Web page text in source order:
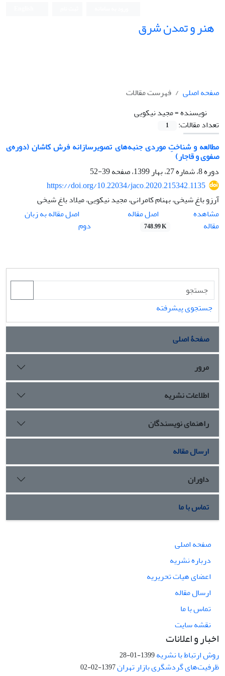
هنر و تمدن شرق
صفحه اصلی
فهرست مقالات
نویسنده =مجید نیکویی
تعداد مقالات:
1
مطالعه و شناختِ موردی جنبه‌های تصویرسازانه فرش کاشان (دوره‌ی
صفوی و قاجار)
دوره 8، شماره 27، بهار 1399، صفحه
39-52
https://doi.org/10.22034/jaco.2020.215342.1135
آرزو باغ شیخی، بهنام کامرانی، مجید نیکویی، میلاد باغ شیخی
مشاهده
مقاله
اصل مقاله
748.99 K
اصل مقاله به زبان
دوم
جستجوی پیشرفته
صفحۀ اصلی
مرور
اطلاعات نشریه
راهنمای نویسندگان
ارسال مقاله
داوران
تماس با ما
صفحه اصلی
درباره نشریه
اعضای هیات تحریریه
ارسال مقاله
تماس با ما
نقشه سایت
اخبار و اعلانات
روش ارتباط با نشریه1399-01-28
ظرفیت‌های گردشگری بازار تهران1397-02-02